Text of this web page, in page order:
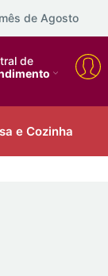
de Agosto
de
e Cozinha